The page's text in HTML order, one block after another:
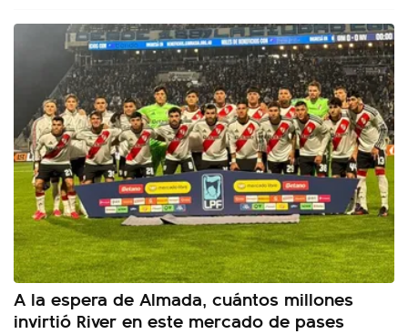
A la espera de Almada, cuántos millones
invirtió River en este mercado de pases